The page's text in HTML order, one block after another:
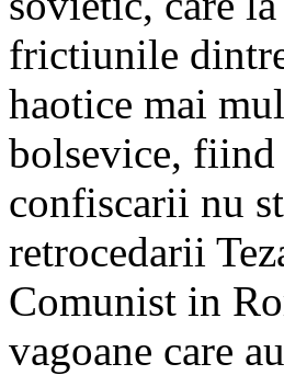
frictiunile
haotice mai
bolsevice,
confiscarii nu
retrocedarii
Comunist in
vagoane care